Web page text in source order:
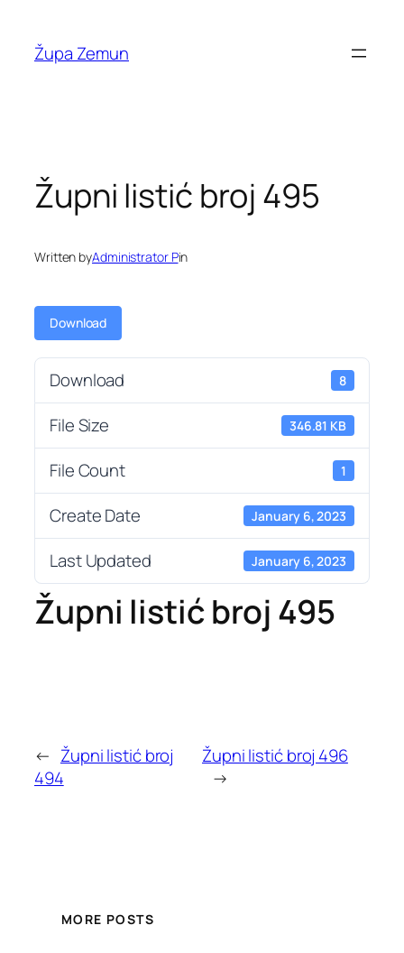
content
Župa Zemun
Župni listić broj 495
Written byAdministrator Pin
Download
Download 8
File Size 346.81 KB
File Count 1
Create Date January 6, 2023
Last Updated January 6, 2023
Župni listić broj 495
← Župni listić broj
494
Župni listić broj 496
→
MORE POSTS